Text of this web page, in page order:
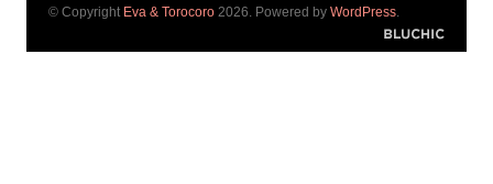
© Copyright Eva & Torocoro 2026. Powered by WordPress